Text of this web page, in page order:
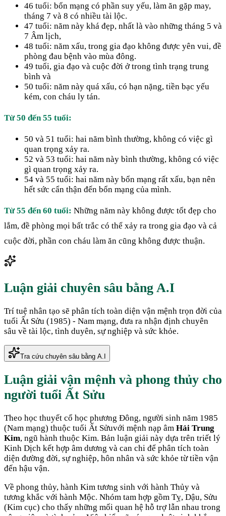
46 tuổi: bổn mạng có phần suy yếu, làm ăn gặp may,
tháng 7 và 8 có nhiều tài lộc.
47 tuổi: năm này khá đẹp, nhất là vào những tháng 5 và
7 Âm lịch,
48 tuổi: năm xấu, trong gia đạo không được yên vui, đề
phòng đau bệnh vào mùa đông.
49 tuổi, gia đạo và cuộc đời ở trong tình trạng trung
bình và
50 tuổi: năm này quá xấu, có hạn nặng, tiền bạc yếu
kém, con cháu ly tán.
Từ 50 đến 55 tuổi:
50 và 51 tuổi: hai năm bình thường, không có việc gì
quan trọng xảy ra.
52 và 53 tuổi: hai năm này bình thường, không có việc
gì quan trọng xảy ra.
54 và 55 tuổi: hai năm này bổn mạng rất xấu, bạn nên
hết sức cẩn thận đến bổn mạng của mình.
Từ 55 đến 60 tuổi: Những năm này không được tốt đẹp cho
lắm, đề phòng mọi bất trắc có thể xảy ra trong gia đạo và cả
cuộc đời, phần con cháu làm ăn cũng không được thuận.
Luận giải chuyên sâu bằng A.I
Trí tuệ nhân tạo sẽ phân tích toàn diện vận mệnh trọn đời của
tuổi Ất Sửu (1985) - Nam mạng, đưa ra nhận định chuyên
sâu về tài lộc, tình duyên, sự nghiệp và sức khỏe.
Tra cứu chuyên sâu bằng A.I
Luận giải vận mệnh và phong thủy cho
người tuổi Ất Sửu
Theo học thuyết cổ học phương Đông, người sinh năm 1985
(Nam mạng) thuộc tuổi Ất Sửuvới mệnh nạp âm Hải Trung
Kim, ngũ hành thuộc Kim. Bản luận giải này dựa trên triết lý
Kinh Dịch kết hợp âm dương và can chi để phân tích toàn
diện đường đời, sự nghiệp, hôn nhân và sức khỏe từ tiền vận
đến hậu vận.
Về phong thủy, hành Kim tương sinh với hành Thủy và
tương khắc với hành Mộc. Nhóm tam hợp gồm Tỵ, Dậu, Sửu
(Kim cục) cho thấy những mối quan hệ hỗ trợ lẫn nhau trong